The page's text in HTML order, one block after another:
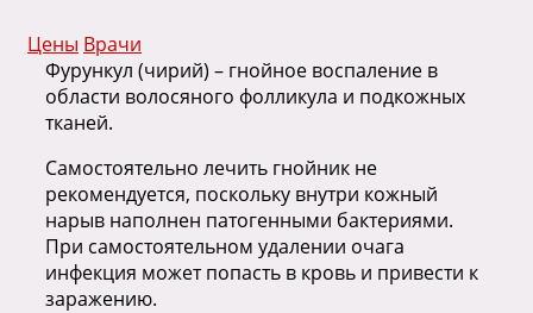
Цены Врачи
Фурункул (чирий) – гнойное воспаление в
области волосяного фолликула и подкожных
тканей.
Самостоятельно лечить гнойник не
рекомендуется, поскольку внутри кожный
нарыв наполнен патогенными бактериями.
При самостоятельном удалении очага
инфекция может попасть в кровь и привести к
заражению.